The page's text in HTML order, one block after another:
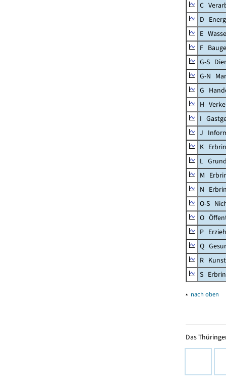
C
D
E
F
G-S
G-N
G
H
I
J
K
L
M
N
O-S
O
P
Q
R
S
▴ nach oben
Das